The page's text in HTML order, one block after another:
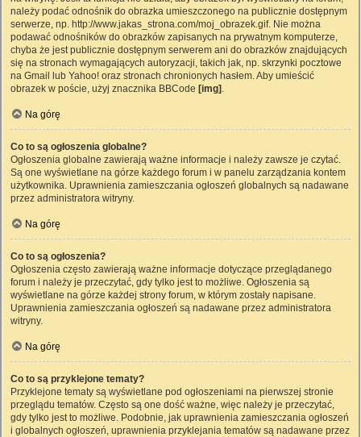
należy podać odnośnik do obrazka umieszczonego na publicznie dostępnym
serwerze, np. http://www.jakas_strona.com/moj_obrazek.gif. Nie można
podawać odnośników do obrazków zapisanych na prywatnym komputerze,
chyba że jest publicznie dostępnym serwerem ani do obrazków znajdujących
się na stronach wymagających autoryzacji, takich jak, np. skrzynki pocztowe
na Gmail lub Yahoo! oraz stronach chronionych hasłem. Aby umieścić
obrazek w poście, użyj znacznika BBCode [img] .
Na górę
Co to są ogłoszenia globalne?
Ogłoszenia globalne zawierają ważne informacje i należy zawsze je czytać.
Są one wyświetlane na górze każdego forum i w panelu zarządzania kontem
użytkownika. Uprawnienia zamieszczania ogłoszeń globalnych są nadawane
przez administratora witryny.
Na górę
Co to są ogłoszenia?
Ogłoszenia często zawierają ważne informacje dotyczące przeglądanego
forum i należy je przeczytać, gdy tylko jest to możliwe. Ogłoszenia są
wyświetlane na górze każdej strony forum, w którym zostały napisane.
Uprawnienia zamieszczania ogłoszeń są nadawane przez administratora
witryny.
Na górę
Co to są przyklejone tematy?
Przyklejone tematy są wyświetlane pod ogłoszeniami na pierwszej stronie
przeglądu tematów. Często są one dość ważne, więc należy je przeczytać,
gdy tylko jest to możliwe. Podobnie, jak uprawnienia zamieszczania ogłoszeń
i globalnych ogłoszeń, uprawnienia przyklejania tematów są nadawane przez